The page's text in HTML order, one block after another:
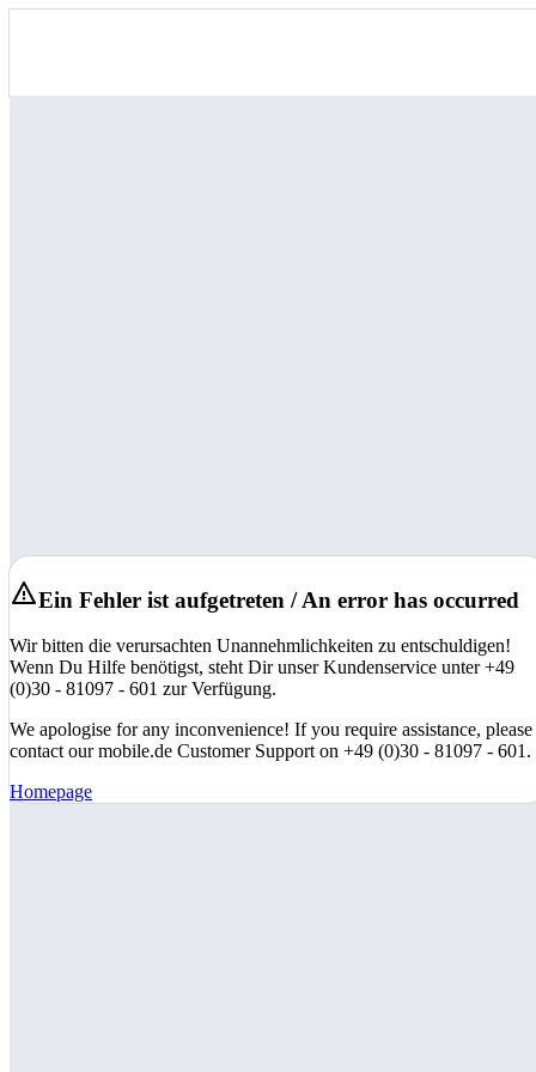
Ein Fehler ist aufgetreten / An error has occurred
Wir bitten die verursachten Unannehmlichkeiten zu entschuldigen!
Wenn Du Hilfe benötigst, steht Dir unser Kundenservice unter +49
(0)30 - 81097 - 601 zur Verfügung.
We apologise for any inconvenience! If you require assistance, please
contact our mobile.de Customer Support on +49 (0)30 - 81097 - 601.
Homepage